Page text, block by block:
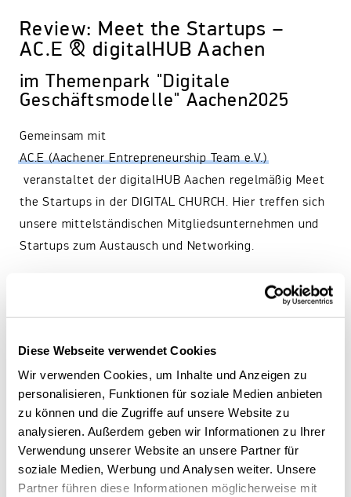
Diese Webseite verwendet Cookies
Wir verwenden Cookies, um Inhalte und Anzeigen zu
personalisieren, Funktionen für soziale Medien anbieten
zu können und die Zugriffe auf unsere Website zu
analysieren. Außerdem geben wir Informationen zu Ihrer
Verwendung unserer Website an unsere Partner für
soziale Medien, Werbung und Analysen weiter. Unsere
Partner führen diese Informationen möglicherweise mit
Review: Meet the Startups –
AC.E & digitalHUB Aachen
im Themenpark "Digitale
Geschäftsmodelle" Aachen2025
Gemeinsam mit
AC.E (Aachener Entrepreneurship Team e.V.)
veranstaltet der digitalHUB Aachen regelmäßig Meet
the Startups in der DIGITAL CHURCH. Hier treffen sich
unsere mittelständischen Mitgliedsunternehmen und
Startups zum Austausch und Networking.
Am 28. September war es wieder soweit: Ausgewählte
Startups des digitalHUB Aachen haben sich mit ihren
vorgestellt, sowie bei kurzen Pitches präsentiert. Auf
der messeähnlichen Atmosphäre konnten
Besucherinnen und Besucher ihre Fragen zu den
Produkten und Services mit den Jungunternehmern
diskutieren und neue Kontakte in der digitalen
Community knüpfen. Auch die studentischen
Initiativen
AC.E (Aachener Entrepreneurship Team e.V.)